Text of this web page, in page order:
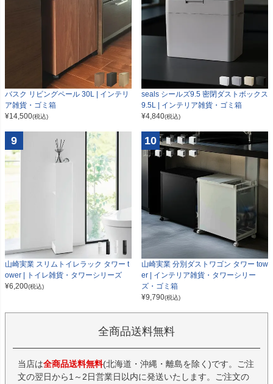
バスク リビングペール 30L | インテリ
ア雑貨・ゴミ箱
¥14,500(税込)
seals シールズ9.5 密閉ダストボックス
9.5L | インテリア雑貨・ゴミ箱
¥4,840(税込)
9
山崎実業 スリムトイレラック タワー t
ower | トイレ雑貨・タワーシリーズ
¥6,200(税込)
10
山崎実業 分別ダストワゴン タワー tow
er | インテリア雑貨・タワーシリー
ズ・ゴミ箱
¥9,790(税込)
全商品送料無料
当店は全商品送料無料(北海道・沖縄・離島を除く)です。ご注
文の翌日から1～2日営業日以内に発送いたします。ご注文の